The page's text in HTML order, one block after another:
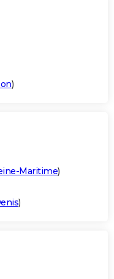
)
Maritime)
)